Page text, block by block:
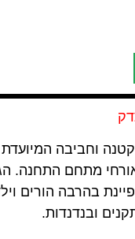
קטנה וחביבה
מתחם התחנה.
בהרבה הורים
ובנדנדות.